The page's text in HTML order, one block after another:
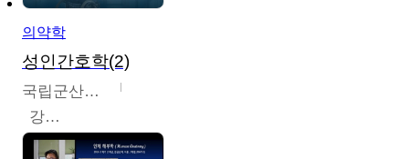
의약학
성인간호학(2)
국립군산대학교
강경아